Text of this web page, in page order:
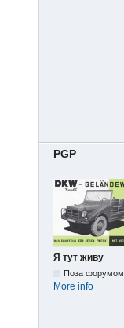
PGP
Я тут живу
Поза форумом
More info